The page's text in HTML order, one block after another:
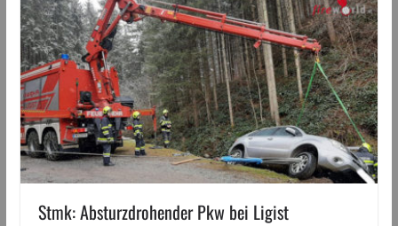
Stmk: Absturzdrohender Pkw bei Ligist